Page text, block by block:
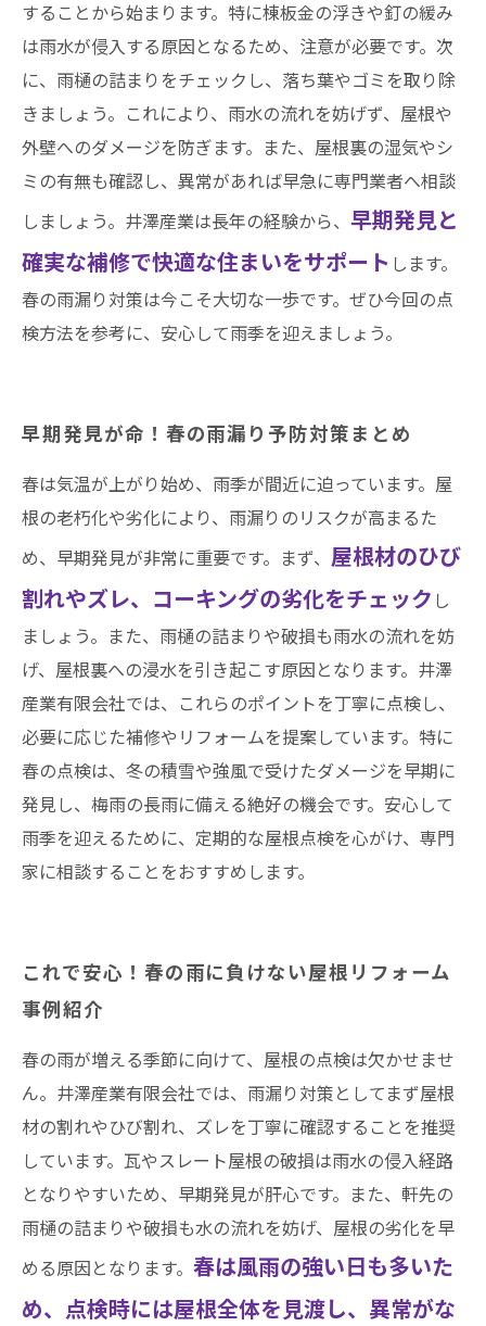
することから始まります。特に棟板金の浮きや釘の緩み
は雨水が侵入する原因となるため、注意が必要です。次
に、雨樋の詰まりをチェックし、落ち葉やゴミを取り除
きましょう。これにより、雨水の流れを妨げず、屋根や
外壁へのダメージを防ぎます。また、屋根裏の湿気やシ
ミの有無も確認し、異常があれば早急に専門業者へ相談
しましょう。井澤産業は長年の経験から、 早期発見と
確実な補修で快適な住まいをサポート します。
春の雨漏り対策は今こそ大切な一歩です。ぜひ今回の点
検方法を参考に、安心して雨季を迎えましょう。
早期発見が命！春の雨漏り予防対策まとめ
春は気温が上がり始め、雨季が間近に迫っています。屋
根の老朽化や劣化により、雨漏りのリスクが高まるた
め、早期発見が非常に重要です。まず、 屋根材のひび
割れやズレ、コーキングの劣化をチェック し
ましょう。また、雨樋の詰まりや破損も雨水の流れを妨
げ、屋根裏への浸水を引き起こす原因となります。井澤
産業有限会社では、これらのポイントを丁寧に点検し、
必要に応じた補修やリフォームを提案しています。特に
春の点検は、冬の積雪や強風で受けたダメージを早期に
発見し、梅雨の長雨に備える絶好の機会です。安心して
雨季を迎えるために、定期的な屋根点検を心がけ、専門
家に相談することをおすすめします。
これで安心！春の雨に負けない屋根リフォーム
事例紹介
春の雨が増える季節に向けて、屋根の点検は欠かせませ
ん。井澤産業有限会社では、雨漏り対策としてまず屋根
材の割れやひび割れ、ズレを丁寧に確認することを推奨
しています。瓦やスレート屋根の破損は雨水の侵入経路
となりやすいため、早期発見が肝心です。また、軒先の
雨樋の詰まりや破損も水の流れを妨げ、屋根の劣化を早
める原因となります。 春は風雨の強い日も多いた
め、点検時には屋根全体を見渡し、異常がな